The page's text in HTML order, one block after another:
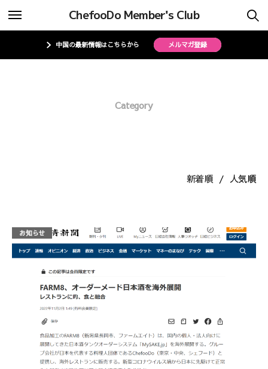
ChefooDo Member's Club
ChefooDo Member’s Clubについて
マイページ
お問い合わせ
CLOSE
ChefooDo Member’s Clubについて
マイページ
お問い合わせ
CLOSE
中国の最新情報はこちらから メルマガ登録
Category
新着順 人気順
お知らせ